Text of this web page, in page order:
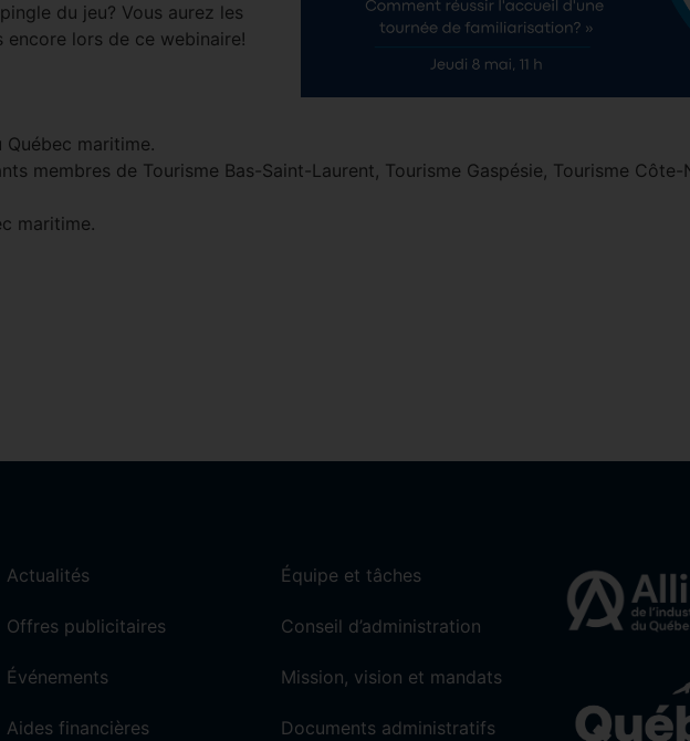
du jeu? Vous aurez les
lors de ce webinaire!
maritime.
membres de Tourisme Bas-Saint-Laurent, Tourisme Gaspésie, Tourisme
maritime.
Actualités
Offres publicitaires
Événements
Aides financières
Équipe et tâches
Conseil d’administration
Mission, vision et mandats
Documents administratifs